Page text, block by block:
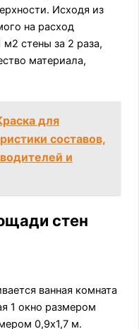
Исходя из
на расход
стены за 2 раза,
материала,
для
составов,
и
стен
ванная комната
1 окно размером
0,9х1,7 м.